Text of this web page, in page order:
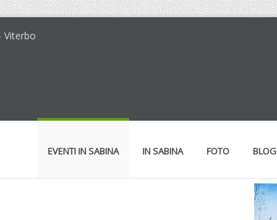
Viterbo
EVENTI IN SABINA IN SABINA FOTO BLOG